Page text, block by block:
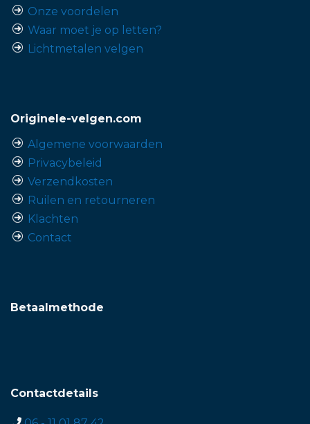
Onze voordelen
Waar moet je op letten?
Lichtmetalen velgen
Originele-velgen.com
Algemene voorwaarden
Privacybeleid
Verzendkosten
Ruilen en retourneren
Klachten
Contact
Betaalmethode
Contactdetails